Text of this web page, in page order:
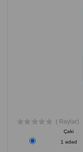
( Rəylər)
Çəki
1 ədəd